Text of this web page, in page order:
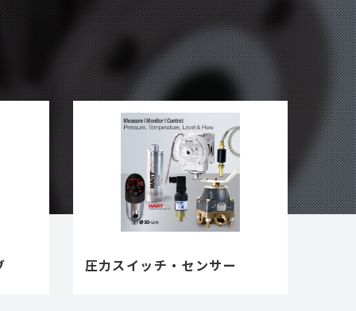
圧力スイッチ・センサー